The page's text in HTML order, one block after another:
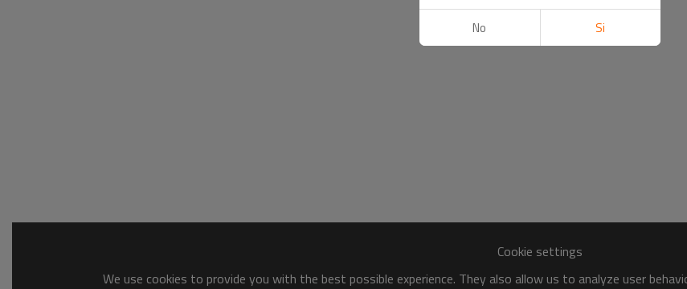
Cookie settings
We use cookies to provide you with the best possible experience. They also allow us to analyze user
No Si